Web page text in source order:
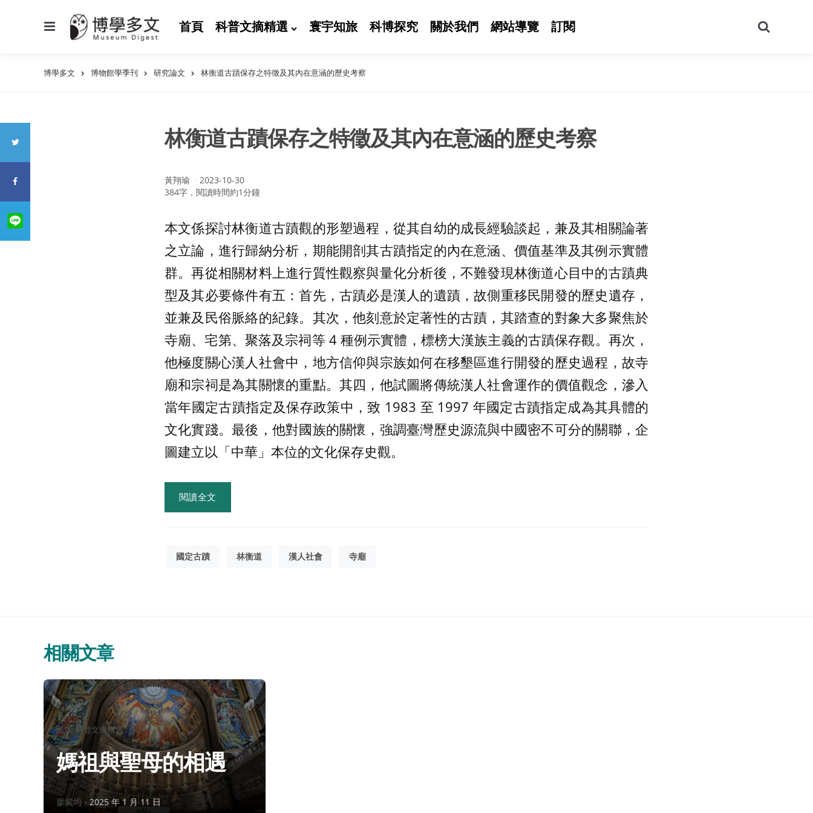
首頁 科普文摘精選 寰宇知旅 科博探究 關於我們 網站導覽 訂閱
尋
博學多文 博物館學季刊 研究論文 林衡道古蹟保存之特徵及其內在意涵的歷史考察
林衡道古蹟保存之特徵及其內在意涵的歷史考察
作
者：
黃翔瑜
2023-10-30
384字，閱讀時間約1分鐘
本文係探討林衡道古蹟觀的形塑過程，從其自幼的成長經驗談起，兼及其相關論著
之立論，進行歸納分析，期能開剖其古蹟指定的內在意涵、價值基準及其例示實體
群。再從相關材料上進行質性觀察與量化分析後，不難發現林衡道心目中的古蹟典
型及其必要條件有五：首先，古蹟必是漢人的遺蹟，故側重移民開發的歷史遺存，
並兼及民俗脈絡的紀錄。其次，他刻意於定著性的古蹟，其踏查的對象大多聚焦於
寺廟、宅第、聚落及宗祠等 4 種例示實體，標榜大漢族主義的古蹟保存觀。再次，
他極度關心漢人社會中，地方信仰與宗族如何在移墾區進行開發的歷史過程，故寺
廟和宗祠是為其關懷的重點。其四，他試圖將傳統漢人社會運作的價值觀念，滲入
當年國定古蹟指定及保存政策中，致 1983 至 1997 年國定古蹟指定成為其具體的
文化實踐。最後，他對國族的關懷，強調臺灣歷史源流與中國密不可分的關聯，企
圖建立以「中華」本位的文化保存史觀。
閱讀全文
國定古蹟 林衡道 漢人社會 寺廟
相關文章
分
類：
民族 科普文摘精選
媽祖與聖母的相遇
作
廖紫均 2025 年 1 月 11 日